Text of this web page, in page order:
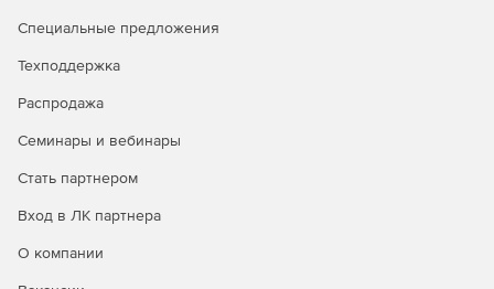
Специальные предложения
Техподдержка
Распродажа
Семинары и вебинары
Стать партнером
Вход в ЛК партнера
О компании